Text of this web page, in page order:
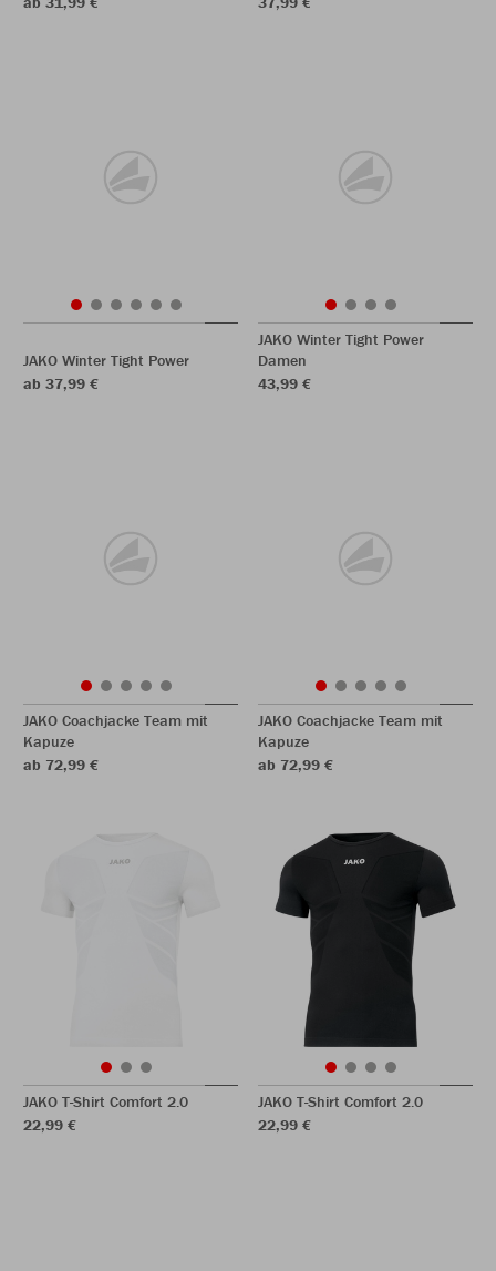
JAKO Winter Tight Power
ab 37,99 €
JAKO Winter Tight Power
Damen
43,99 €
JAKO Coachjacke Team mit
Kapuze
ab 72,99 €
JAKO Coachjacke Team mit
Kapuze
ab 72,99 €
JAKO T-Shirt Comfort 2.0
22,99 €
JAKO T-Shirt Comfort 2.0
22,99 €